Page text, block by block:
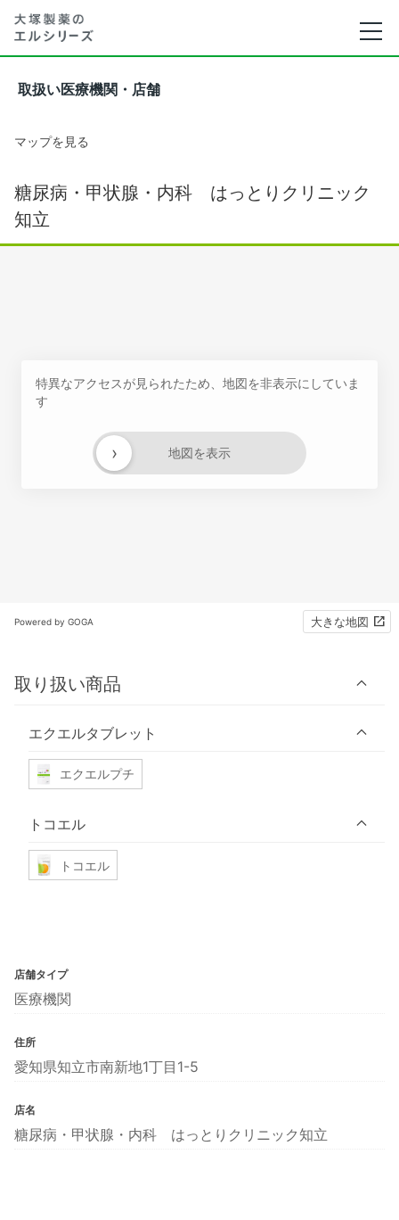
取扱い医療機関・店舗
マップを見る
糖尿病・甲状腺・内科 はっとりクリニック
知立
特異なアクセスが見られたため、地図を非表示にしていま
す
地図を表示
›
Powered by GOGA 大きな地図
取り扱い商品
エクエルタブレット
エクエルプチ
トコエル
トコエル
店舗タイプ
医療機関
住所
愛知県知立市南新地1丁目1-5
店名
糖尿病・甲状腺・内科 はっとりクリニック知立